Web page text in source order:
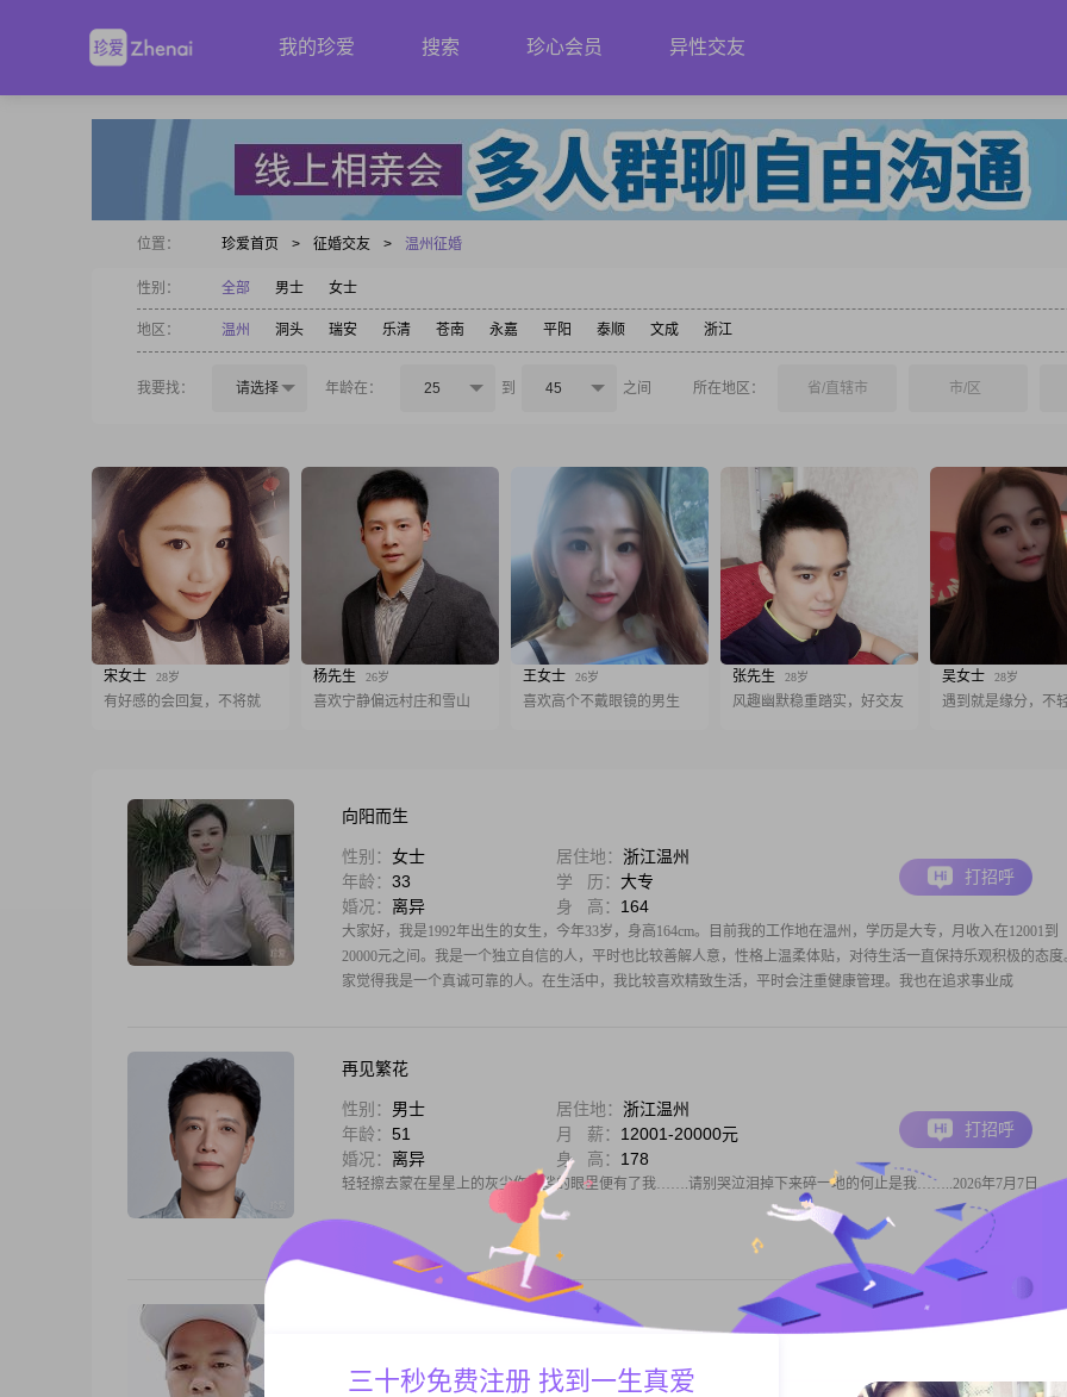
我的珍爱 搜索 珍心会员 异性交友
位置： 珍爱首页 > 征婚交友 > 温州征婚
性别： 全部 男士 女士
地区： 温州 洞头 瑞安 乐清 苍南 永嘉 平阳 泰顺 文成 浙江
我要找： 请选择 年龄在： 25 到 45 之间 所在地区： 省/直辖市 市/区
宋女士 28岁
有好感的会回复，不将就
杨先生 26岁
喜欢宁静偏远村庄和雪山
王女士 26岁
喜欢高个不戴眼镜的男生
张先生 28岁
风趣幽默稳重踏实，好交友
吴女士 28岁
遇到就是缘分，不
向阳而生
性别： 女士 居住地： 浙江温州
年龄： 33 学 历： 大专
婚况： 离异 身 高： 164
大家好，我是1992年出生的女生，今年33岁，身高164cm。目前我的工作地在温州，学历是大专，月收入在12001到
20000元之间。我是一个独立自信的人，平时也比较善解人意，性格上温柔体贴，对待生活一直保持乐观积极的态度
家觉得我是一个真诚可靠的人。在生活中，我比较喜欢精致生活，平时会注重健康管理。我也在追求事业成
打招呼
再见繁花
性别： 男士 居住地： 浙江温州
年龄： 51 月 薪： 12001-20000元
婚况： 离异 身 高： 178
轻轻擦去蒙在星星上的灰尘你婆娑的眼里便有了我…….请别哭泣泪掉下来碎一地的何止是我……..2026年7月7日
打招呼
年龄：42 月 薪：12001-20000元
打招呼
三十秒免费注册 找到一生真爱